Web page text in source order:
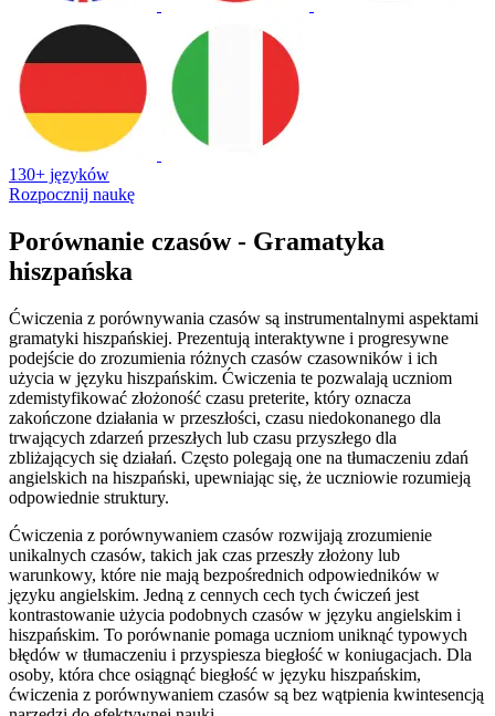
130+ języków
Rozpocznij naukę
Porównanie czasów - Gramatyka
hiszpańska
Ćwiczenia z porównywania czasów są instrumentalnymi aspektami
gramatyki hiszpańskiej. Prezentują interaktywne i progresywne
podejście do zrozumienia różnych czasów czasowników i ich
użycia w języku hiszpańskim. Ćwiczenia te pozwalają uczniom
zdemistyfikować złożoność czasu preterite, który oznacza
zakończone działania w przeszłości, czasu niedokonanego dla
trwających zdarzeń przeszłych lub czasu przyszłego dla
zbliżających się działań. Często polegają one na tłumaczeniu zdań
angielskich na hiszpański, upewniając się, że uczniowie rozumieją
odpowiednie struktury.
Ćwiczenia z porównywaniem czasów rozwijają zrozumienie
unikalnych czasów, takich jak czas przeszły złożony lub
warunkowy, które nie mają bezpośrednich odpowiedników w
języku angielskim. Jedną z cennych cech tych ćwiczeń jest
kontrastowanie użycia podobnych czasów w języku angielskim i
hiszpańskim. To porównanie pomaga uczniom uniknąć typowych
błędów w tłumaczeniu i przyspiesza biegłość w koniugacjach. Dla
osoby, która chce osiągnąć biegłość w języku hiszpańskim,
ćwiczenia z porównywaniem czasów są bez wątpienia kwintesencją